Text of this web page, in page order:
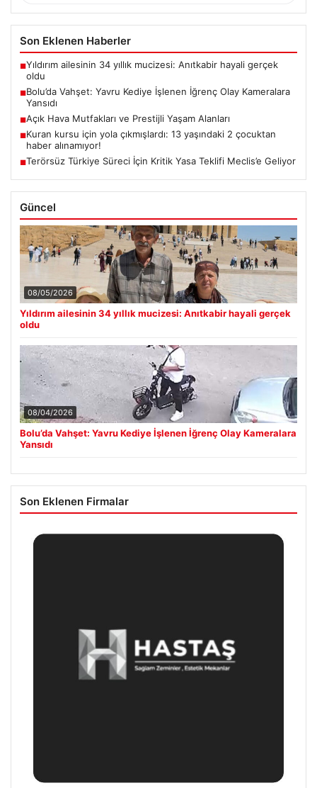
Son Eklenen Haberler
■Yıldırım ailesinin 34 yıllık mucizesi: Anıtkabir hayali gerçek
oldu
■Bolu’da Vahşet: Yavru Kediye İşlenen İğrenç Olay Kameralara
Yansıdı
■Açık Hava Mutfakları ve Prestijli Yaşam Alanları
■Kuran kursu için yola çıkmışlardı: 13 yaşındaki 2 çocuktan
haber alınamıyor!
■Terörsüz Türkiye Süreci İçin Kritik Yasa Teklifi Meclis’e Geliyor
Güncel
08/05/2026
Yıldırım ailesinin 34 yıllık mucizesi: Anıtkabir hayali gerçek
oldu
08/04/2026
Bolu’da Vahşet: Yavru Kediye İşlenen İğrenç Olay Kameralara
Yansıdı
Son Eklenen Firmalar